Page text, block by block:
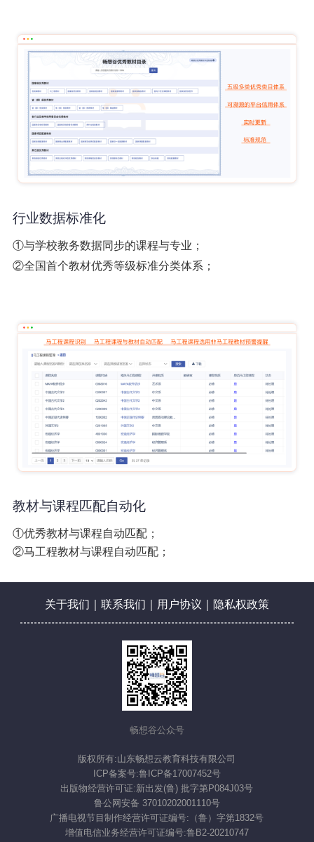
行业数据标准化
①与学校教务数据同步的课程与专业；
②全国首个教材优秀等级标准分类体系；
教材与课程匹配自动化
①优秀教材与课程自动匹配；
②马工程教材与课程自动匹配；
关于我们 联系我们 用户协议 隐私权政策
畅想谷公众号
版权所有:山东畅想云教育科技有限公司
ICP备案号:鲁ICP备17007452号
出版物经营许可证:新出发(鲁) 批字第P084J03号
鲁公网安备 37010202001110号
广播电视节目制作经营许可证编号:（鲁）字第1832号
增值电信业务经营许可证编号:鲁B2-20210747